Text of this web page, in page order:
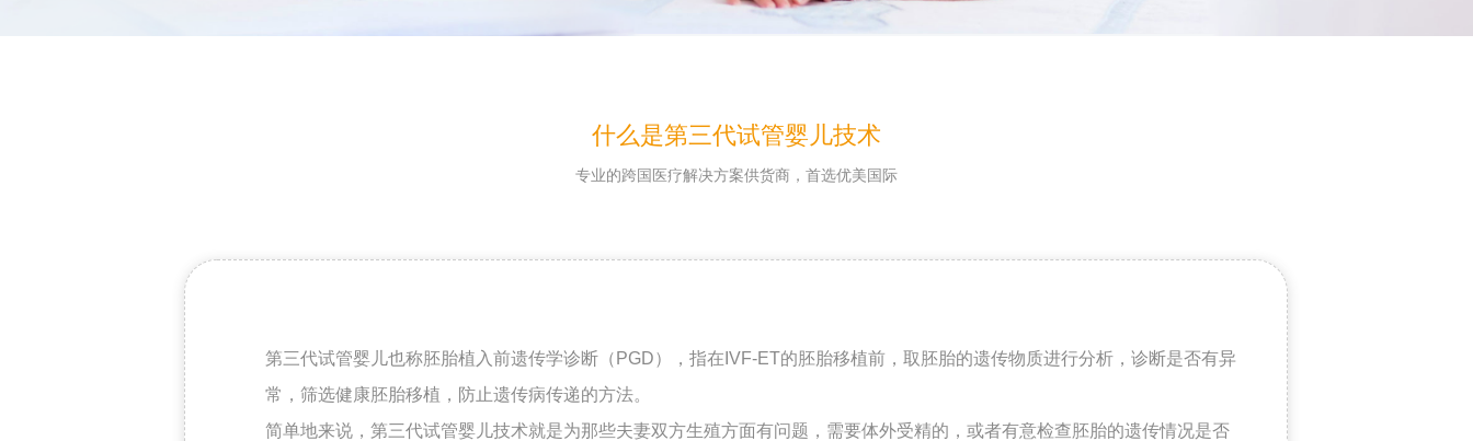
什么是第三代试管婴儿技术
专业的跨国医疗解决方案供货商，首选优美国际
第三代试管婴儿也称胚胎植入前遗传学诊断（PGD），指在IVF-ET的胚胎移植前，取胚胎的遗传物质进行分析，诊断是否有异
常，筛选健康胚胎移植，防止遗传病传递的方法。
简单地来说，第三代试管婴儿技术就是为那些夫妻双方生殖方面有问题，需要体外受精的，或者有意检查胚胎的遗传情况是否